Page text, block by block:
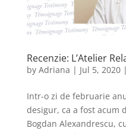
Recenzie: L’Atelier
by Adriana | Jul 5, 2020|
Intr-o zi de februarie
desigur, ca a fost acum
Bogdan Alexandrescu,